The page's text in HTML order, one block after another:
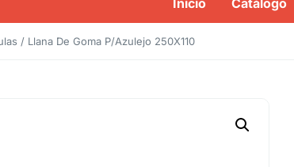
Inicio Catálogo
/ Llana De Goma P/Azulejo 250X110